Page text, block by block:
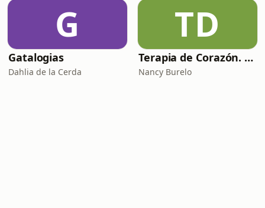
G
Gatalogias
Dahlia de la Cerda
TD
Terapia de Corazón. Salud mental y más.
Nancy Burelo